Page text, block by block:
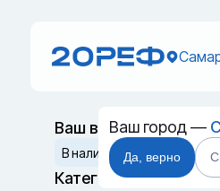
Ваш город —
Да, верно
Ваш выбор
В наличии
В пути
Категории